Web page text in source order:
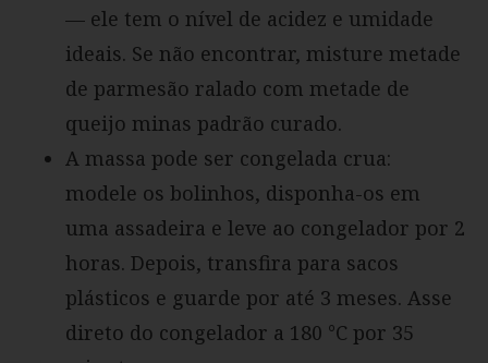
— ele tem o nível de acidez e umidade
ideais. Se não encontrar, misture metade
de parmesão ralado com metade de
queijo minas padrão curado.
A massa pode ser congelada crua:
modele os bolinhos, disponha-os em
uma assadeira e leve ao congelador por 2
horas. Depois, transfira para sacos
plásticos e guarde por até 3 meses. Asse
direto do congelador a 180 °C por 35